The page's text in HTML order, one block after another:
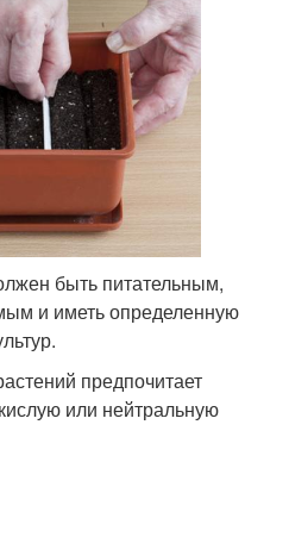
быть питательным,
и иметь определенную
предпочитает
или нейтральную